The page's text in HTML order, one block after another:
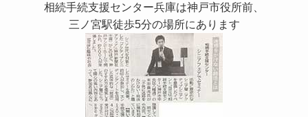
相続手続支援センター兵庫は神戸市役所前、
三ノ宮駅徒歩5分の場所にあります